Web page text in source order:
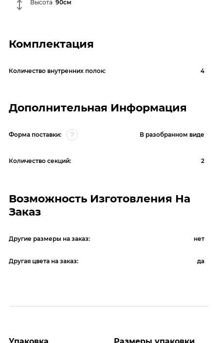
Высота 90см
Комплектация
Количество внутренних полок: 4
Дополнительная Информация
Форма поставки: В разобранном виде
Количество секций: 2
Возможность Изготовления На
Заказ
Другие размеры на заказ: нет
Другая цвета на заказ: да
Упаковка
Размеры упаковки